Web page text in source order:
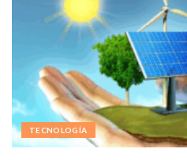
TECNOLOGÍA